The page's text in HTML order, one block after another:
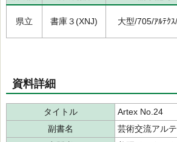
県立 書庫３(XNJ) 大型/705/ｱﾙﾃｸ
資料詳細
タイトル
Artex No.24
副書名
芸術交流アル